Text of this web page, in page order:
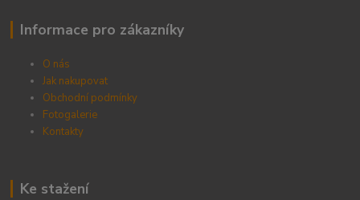
Informace pro zákazníky
O nás
Jak nakupovat
Obchodní podmínky
Fotogalerie
Kontakty
Ke stažení